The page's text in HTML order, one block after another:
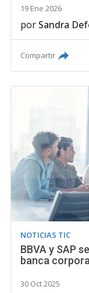
19 Ene 2026
por Sandra
Compartir
NOTICIAS TIC
BBVA y SAP
banca
30 Oct 2025